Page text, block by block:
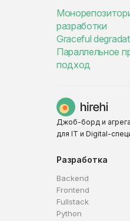
разработки
Graceful
Параллельное
подход
Джоб-борд и
для IT и Digital-
Разработка
Backend
Frontend
Fullstack
Python